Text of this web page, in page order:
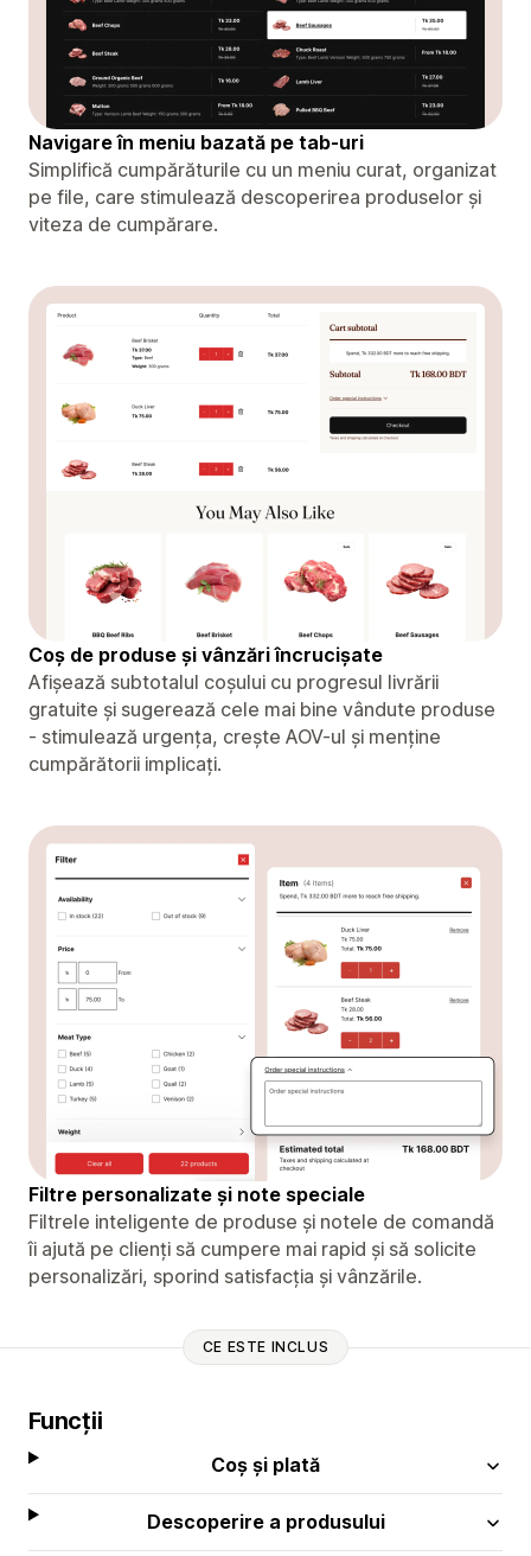
Navigare în meniu bazată pe tab-uri
Simplifică cumpărăturile cu un meniu curat, organizat
pe file, care stimulează descoperirea produselor și
viteza de cumpărare.
Coș de produse și vânzări încrucișate
Afișează subtotalul coșului cu progresul livrării
gratuite și sugerează cele mai bine vândute produse
- stimulează urgența, crește AOV-ul și menține
cumpărătorii implicați.
Filtre personalizate și note speciale
Filtrele inteligente de produse și notele de comandă
îi ajută pe clienți să cumpere mai rapid și să solicite
personalizări, sporind satisfacția și vânzările.
CE ESTE INCLUS
Funcții
Coș și plată
Descoperire a produsului